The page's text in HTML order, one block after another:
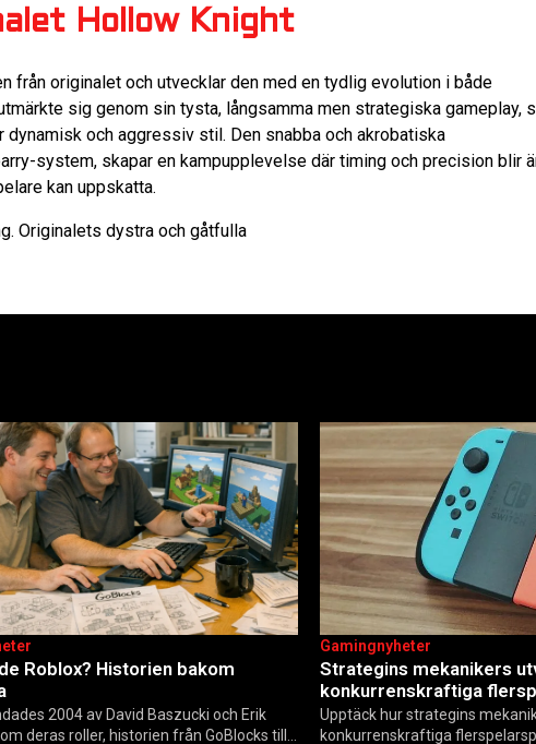
Hollow Knight
från originalet och utvecklar den med en tydlig evolution i både
sig genom sin tysta, långsamma men strategiska gameplay,
och aggressiv stil. Den snabba och akrobatiska
system, skapar en kampupplevelse där timing och precision blir
kan uppskatta.
Originalets dystra och gåtfulla
Roblox? Historien bakom
2004 av David Baszucki och Erik
deras roller, historien från GoBlocks till
Strategins mekanikers
konkurrenskraftiga
Gamingnyheter
Upptäck hur strategins
konkurrenskraftiga